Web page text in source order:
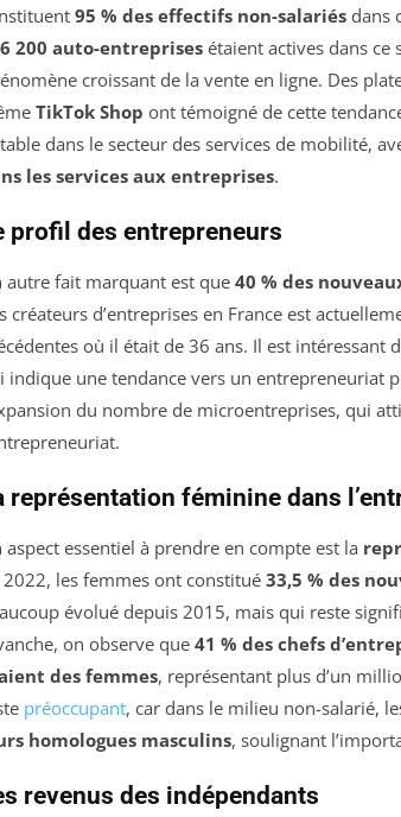
95 % des effectifs non-salariés dans
200 auto-entreprises étaient actives dans ce
croissant de la vente en ligne. Des
TikTok Shop ont témoigné de cette
dans le secteur des services de mobilité,
les services aux entreprises.
profil des entrepreneurs
autre fait marquant est que 40 % des
créateurs d’entreprises en France est
où il était de 36 ans. Il est intéressant
indique une tendance vers un entrepreneuriat
du nombre de microentreprises, qui
représentation féminine dans
aspect essentiel à prendre en compte est la
2022, les femmes ont constitué 33,5 % des
évolué depuis 2015, mais qui reste
on observe que 41 % des chefs
des femmes, représentant plus d’un
préoccupant, car dans le milieu non-salarié,
homologues masculins, soulignant
revenus des indépendants